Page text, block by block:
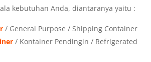
kebutuhan Anda, diantaranya yaitu :
/ General Purpose / Shipping Container
/ Kontainer Pendingin / Refrigerated